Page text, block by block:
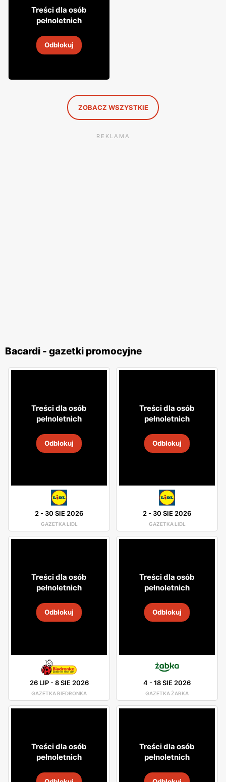
99
14 sie 2026
Treści dla osób
pełnoletnich
Odblokuj
ZOBACZ WSZYSTKIE
REKLAMA
Bacardi - gazetki promocyjne
Treści dla osób
pełnoletnich
Odblokuj
2- 30 SIE 2026
GAZETKA LIDL
Treści dla osób
pełnoletnich
Odblokuj
2- 30 SIE 2026
GAZETKA LIDL
Treści dla osób
pełnoletnich
Odblokuj
26 LIP-8 SIE 2026
GAZETKA BIEDRONKA
Treści dla osób
pełnoletnich
Odblokuj
4 -18 SIE 2026
GAZETKA ŻABKA
Treści dla osób
pełnoletnich
Treści dla osób
pełnoletnich